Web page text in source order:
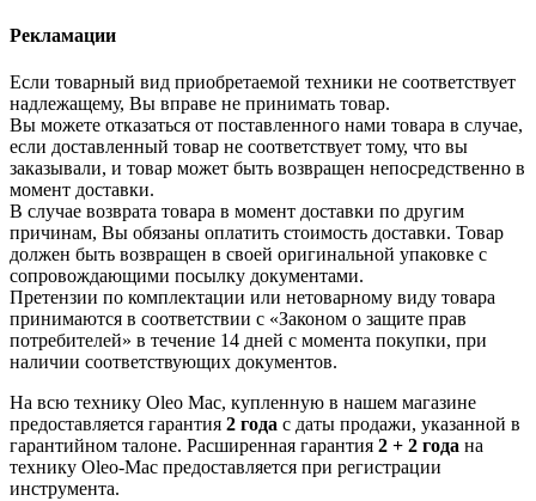
Рекламации
Если товарный вид приобретаемой техники не соответствует
надлежащему, Вы вправе не принимать товар.
Вы можете отказаться от поставленного нами товара в случае,
если доставленный товар не соответствует тому, что вы
заказывали, и товар может быть возвращен непосредственно в
момент доставки.
В случае возврата товара в момент доставки по другим
причинам, Вы обязаны оплатить стоимость доставки. Товар
должен быть возвращен в своей оригинальной упаковке с
сопровождающими посылку документами.
Претензии по комплектации или нетоварному виду товара
принимаются в соответствии с «Законом о защите прав
потребителей» в течение 14 дней с момента покупки, при
наличии соответствующих документов.
На всю технику Oleo Mac, купленную в нашем магазине
предоставляется гарантия 2 года с даты продажи, указанной в
гарантийном талоне. Расширенная гарантия 2 + 2 года на
технику Oleo-Mac предоставляется при регистрации
инструмента.